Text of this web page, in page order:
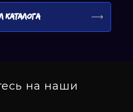
КАТАЛОГА
на наши